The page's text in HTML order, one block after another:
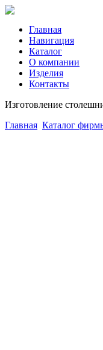
Главная
Навигация
Каталог
О компании
Изделия
Контакты
Изготовление
Главная Каталог